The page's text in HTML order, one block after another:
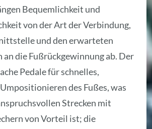
Bequemlichkeit und
von der Art der Verbindung,
und den erwarteten
die Fußrückgewinnung ab. Der
Pedale für schnelles,
des Fußes, was
Strecken mit
von Vorteil ist; die